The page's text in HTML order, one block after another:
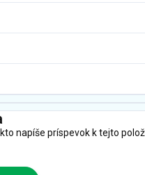
napíše príspevok k tejto